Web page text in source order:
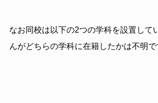
なお同校は以下の2つの学科を設置して
んがどちらの学科に在籍したかは不明で